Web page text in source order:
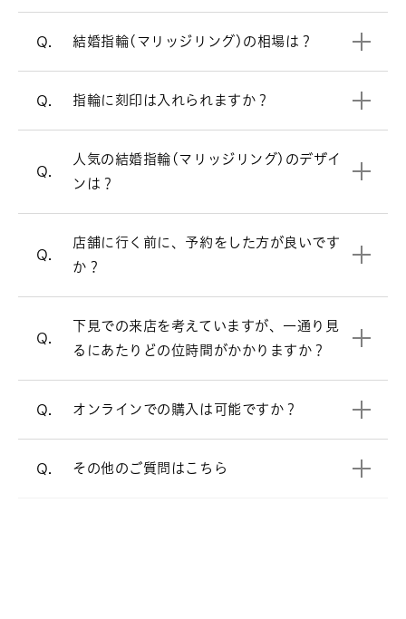
Q. 結婚指輪(マリッジリング)の相場は？
結婚指輪の相場について詳しく見る
Q. 指輪に刻印は入れられますか？
ト・数字などを刻印できます。（無料）
リングのオプションについて
Q.
人気の結婚指輪(マリッジリング)のデザイ
ンは？
デザインが人気です。
V字ラインの結婚指輪を見る
Q.
店舗に行く前に、予約をした方が良いです
か？
A.
いませんが、週末はお時間帯によっては
頂けるとお待たせすることなくスムーズ
にご案内させて頂きます。
Q.
下見での来店を考えていますが、一通り見
るにあたりどの位時間がかかりますか？
A.
お客様により様々ですが、ゆっくりご覧
頂きますと、だいたい1時間半～2時間く
に合わせてご案内いたします。
Q. オンラインでの購入は可能ですか？
A.
すので、ご安心ください。
電話でのご相談も承っております。
オンラインショップ
Q. その他のご質問はこちら
A. よくあるご質問 をご覧ください。